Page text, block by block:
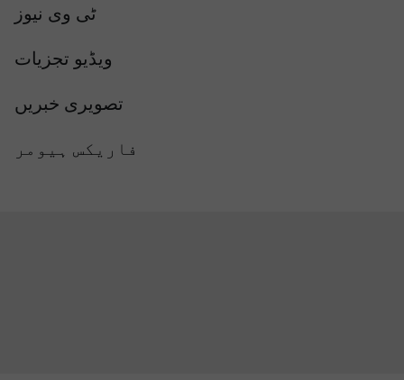
ٹی وی نیوز
ویڈیو تجزیات
تصویری خبریں
فاریکس ہیومر